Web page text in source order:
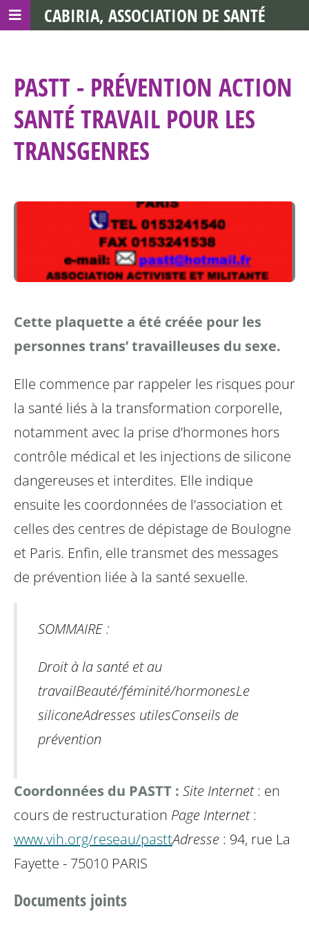
PASTT - PRÉVENTION ACTION
SANTÉ TRAVAIL POUR LES
TRANSGENRES
Cette plaquette a été créée pour les
personnes trans’ travailleuses du sexe.
Elle commence par rappeler les risques pour
la santé liés à la transformation corporelle,
notamment avec la prise d’hormones hors
contrôle médical et les injections de silicone
dangereuses et interdites. Elle indique
ensuite les coordonnées de l’association et
celles des centres de dépistage de Boulogne
et Paris. Enfin, elle transmet des messages
de prévention liée à la santé sexuelle.
SOMMAIRE :
Droit à la santé et au
travailBeauté/féminité/hormonesLe
siliconeAdresses utilesConseils de
prévention
Coordonnées du PASTT : Site Internet: en
cours de restructuration Page Internet:
www.vih.org/reseau/pasttAdresse : 94, rue La
Fayette - 75010 PARIS
Documents joints
CABIRIA, ASSOCIATION DE SANTÉ